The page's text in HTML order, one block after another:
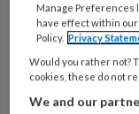
14 JULI 2026
Claimend
14 JULI 2026
Manage Preferences
have effect within
Policy. Privacy
Would you rather not?
cookies, these do not
We and our